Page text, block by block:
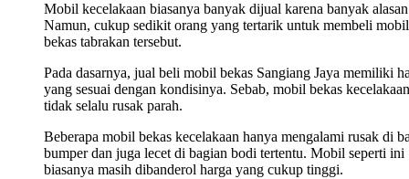
Mobil kecelakaan biasanya banyak dijual karena banyak
Namun, cukup sedikit orang yang tertarik untuk membeli mobil
bekas tabrakan tersebut.
Pada dasarnya, jual beli mobil bekas Sangiang Jaya memiliki
yang sesuai dengan kondisinya. Sebab, mobil bekas kecelakaan
tidak selalu rusak parah.
Beberapa mobil bekas kecelakaan hanya mengalami rusak di
bumper dan juga lecet di bagian bodi tertentu. Mobil seperti ini
biasanya masih dibanderol harga yang cukup tinggi.